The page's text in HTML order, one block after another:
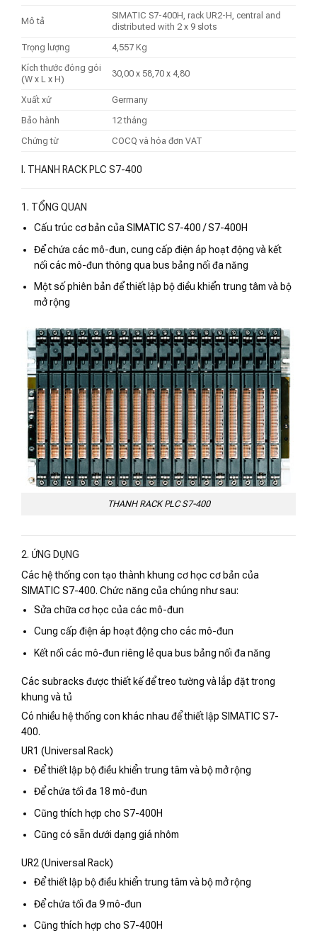
Mô tả
SIMATIC S7-400H, rack UR2-H, central and
distributed with 2 x 9 slots
Trọng lượng
4,557 Kg
Kích thước đóng gói
(W x L x H)
30,00 x 58,70 x 4,80
Xuất xứ
Germany
Bảo hành
12 tháng
Chứng từ
COCQ và hóa đơn VAT
I. THANH RACK PLC S7-400
1. TỔNG QUAN
Cấu trúc cơ bản của SIMATIC S7-400 / S7-400H
Để chứa các mô-đun, cung cấp điện áp hoạt động và kết
nối các mô-đun thông qua bus bảng nối đa năng
Một số phiên bản để thiết lập bộ điều khiển trung tâm và bộ
mở rộng
THANH RACK PLC S7-400
2. ỨNG DỤNG
Các hệ thống con tạo thành khung cơ học cơ bản của
SIMATIC S7-400. Chức năng của chúng như sau:
Sửa chữa cơ học của các mô-đun
Cung cấp điện áp hoạt động cho các mô-đun
Kết nối các mô-đun riêng lẻ qua bus bảng nối đa năng
Các subracks được thiết kế để treo tường và lắp đặt trong
khung và tủ
Có nhiều hệ thống con khác nhau để thiết lập SIMATIC S7-
400.
UR1 (Universal Rack)
Để thiết lập bộ điều khiển trung tâm và bộ mở rộng
Để chứa tối đa 18 mô-đun
Cũng thích hợp cho S7-400H
Cũng có sẵn dưới dạng giá nhôm
UR2 (Universal Rack)
Để thiết lập bộ điều khiển trung tâm và bộ mở rộng
Để chứa tối đa 9 mô-đun
Cũng thích hợp cho S7-400H